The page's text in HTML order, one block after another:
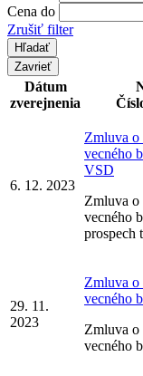
Cena do
Zrušiť filter
Zavrieť
Dátum
zverejnenia
6. 12. 2023
Zmluva o
vecného
VSD
Zmluva o
vecného
prospech
29. 11.
2023
Zmluva o
vecného
Zmluva o
vecného